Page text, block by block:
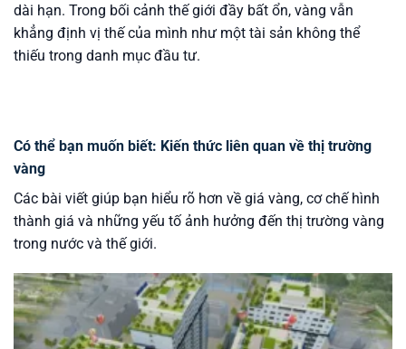
dài hạn. Trong bối cảnh thế giới đầy bất ổn, vàng vẫn
khẳng định vị thế của mình như một tài sản không thể
thiếu trong danh mục đầu tư.
Có thể bạn muốn biết: Kiến thức liên quan về thị trường
vàng
Các bài viết giúp bạn hiểu rõ hơn về giá vàng, cơ chế hình
thành giá và những yếu tố ảnh hưởng đến thị trường vàng
trong nước và thế giới.